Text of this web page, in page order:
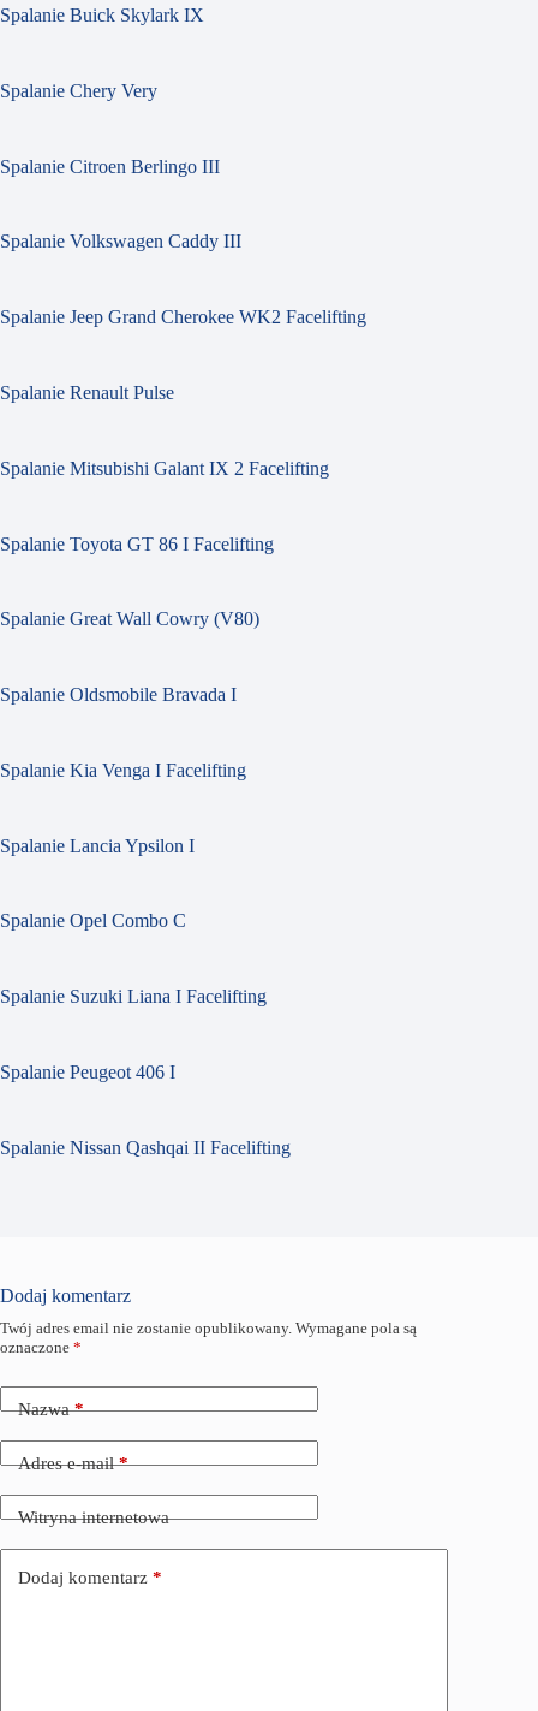
Spalanie Buick Skylark IX
Spalanie Chery Very
Spalanie Citroen Berlingo III
Spalanie Volkswagen Caddy III
Spalanie Jeep Grand Cherokee WK2 Facelifting
Spalanie Renault Pulse
Spalanie Mitsubishi Galant IX 2 Facelifting
Spalanie Toyota GT 86 I Facelifting
Spalanie Great Wall Cowry (V80)
Spalanie Oldsmobile Bravada I
Spalanie Kia Venga I Facelifting
Spalanie Lancia Ypsilon I
Spalanie Opel Combo C
Spalanie Suzuki Liana I Facelifting
Spalanie Peugeot 406 I
Spalanie Nissan Qashqai II Facelifting
Dodaj komentarz
Twój adres email nie zostanie opublikowany. Wymagane pola są
oznaczone *
Nazwa*
Adres e-mail*
Witryna internetowa
Dodaj komentarz *